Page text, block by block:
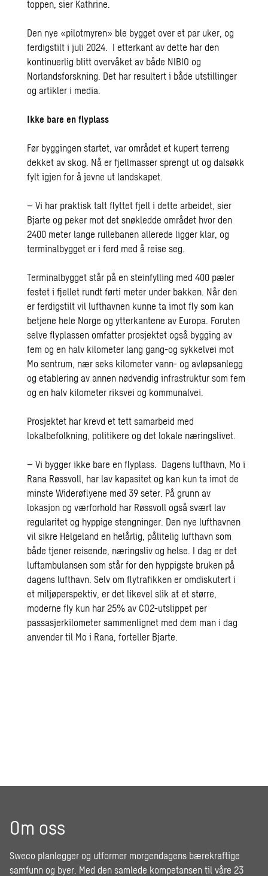
toppen, sier Kathrine.
Den nye «pilotmyren» ble bygget over et par uker, og
ferdigstilt i juli 2024. I etterkant av dette har den
kontinuerlig blitt overvåket av både NIBIO og
Norlandsforskning. Det har resultert i både utstillinger
og artikler i media.
Ikke bare en flyplass
Før byggingen startet, var området et kupert terreng
dekket av skog. Nå er fjellmasser sprengt ut og dalsøkk
fylt igjen for å jevne ut landskapet.
– Vi har praktisk talt flyttet fjell i dette arbeidet, sier
Bjarte og peker mot det snøkledde området hvor den
2400 meter lange rullebanen allerede ligger klar, og
terminalbygget er i ferd med å reise seg.
Terminalbygget står på en steinfylling med 400 pæler
festet i fjellet rundt førti meter under bakken. Når den
er ferdigstilt vil lufthavnen kunne ta imot fly som kan
betjene hele Norge og ytterkantene av Europa. Foruten
selve flyplassen omfatter prosjektet også bygging av
fem og en halv kilometer lang gang-og sykkelvei mot
Mo sentrum, nær seks kilometer vann- og avløpsanlegg
og etablering av annen nødvendig infrastruktur som fem
og en halv kilometer riksvei og kommunalvei.
Prosjektet har krevd et tett samarbeid med
lokalbefolkning, politikere og det lokale næringslivet.
– Vi bygger ikke bare en flyplass. Dagens lufthavn, Mo i
Rana Røssvoll, har lav kapasitet og kan kun ta imot de
minste Widerøflyene med 39 seter. På grunn av
lokasjon og værforhold har Røssvoll også svært lav
regularitet og hyppige stengninger. Den nye lufthavnen
vil sikre Helgeland en helårlig, pålitelig lufthavn som
både tjener reisende, næringsliv og helse. I dag er det
luftambulansen som står for den hyppigste bruken på
dagens lufthavn. Selv om flytrafikken er omdiskutert i
et miljøperspektiv, er det likevel slik at et større,
moderne fly kun har 25% av CO2-utslippet per
passasjerkilometer sammenlignet med dem man i dag
anvender til Mo i Rana, forteller Bjarte.
Om oss
Sweco planlegger og utformer morgendagens bærekraftige
samfunn og byer. Med den samlede kompetansen til våre 23